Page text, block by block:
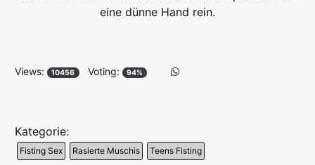
eine dünne Hand rein.
Views: 10456 Voting: 94%
Kategorie:
Fisting Sex Rasierte Muschis Teens Fisting